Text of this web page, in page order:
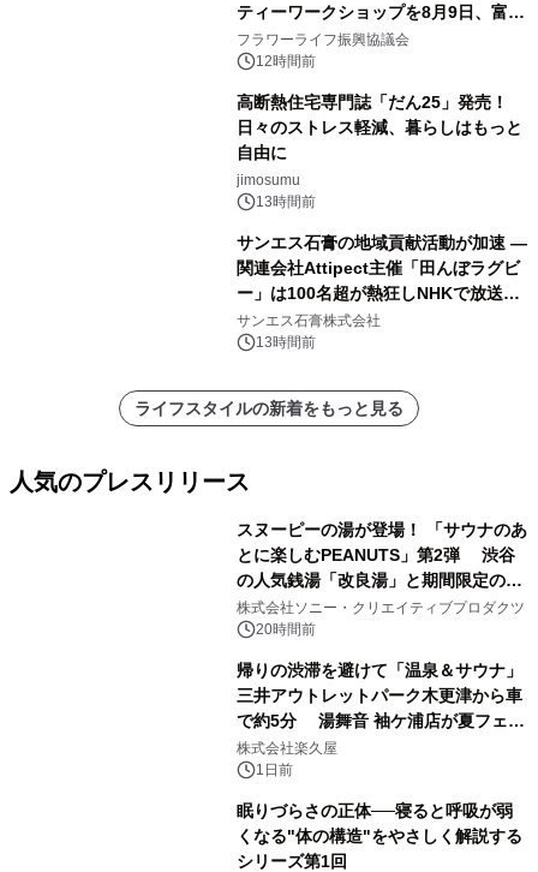
ティーワークショップを8月9日、富
山・射水で開催
フラワーライフ振興協議会
12時間前
高断熱住宅専門誌「だん25」発売！
日々のストレス軽減、暮らしはもっと
自由に
jimosumu
13時間前
サンエス石膏の地域貢献活動が加速 ―
関連会社Attipect主催「田んぼラグビ
ー」は100名超が熱狂しNHKで放送さ
れました。
サンエス石膏株式会社
13時間前
ライフスタイルの新着をもっと見る
人気のプレスリリース
スヌーピーの湯が登場！ 「サウナのあ
とに楽しむPEANUTS」第2弾 渋谷
の人気銭湯「改良湯」と期間限定のコ
ラボレーション サウナイキタイコラ
ボグッズも発売決定！
株式会社ソニー・クリエイティブプロダクツ
20時間前
帰りの渋滞を避けて「温泉＆サウナ」
三井アウトレットパーク木更津から車
で約5分 湯舞音 袖ケ浦店が夏フェア
メニューを提供
株式会社楽久屋
1日前
眠りづらさの正体──寝ると呼吸が弱
くなる"体の構造"をやさしく解説する
シリーズ第1回